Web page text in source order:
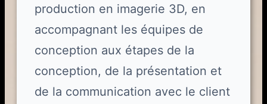
production en imagerie 3D, en
accompagnant les équipes de
conception aux étapes de la
conception, de la présentation et
de la communication avec le client